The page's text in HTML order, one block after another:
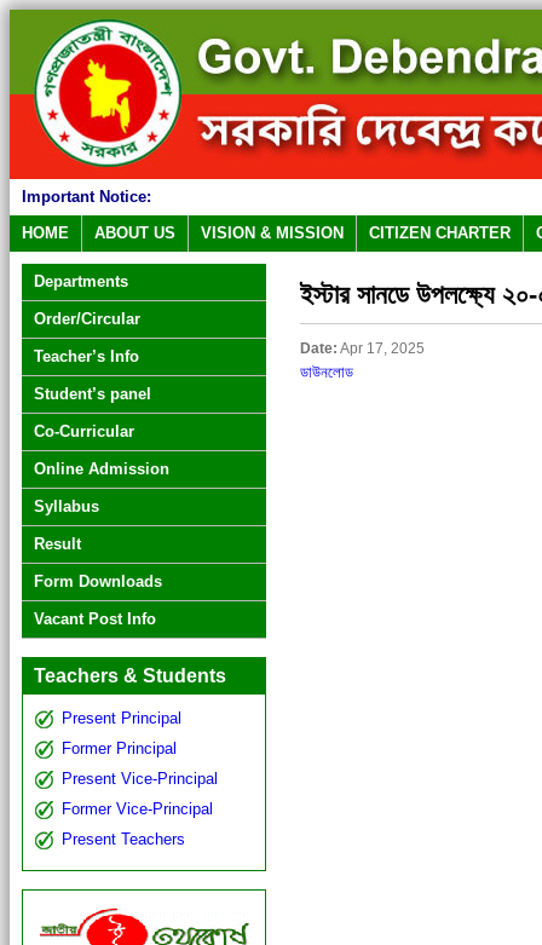
Important Notice:
HOME
ABOUT US VISION & MISSION CITIZEN CHARTER
Departments
Order/Circular
Teacher’s Info
Student’s panel
Co-Curricular
Online Admission
Syllabus
Result
Form Downloads
Vacant Post Info
Teachers & Students
Present Principal
Former Principal
Present Vice-Principal
Former Vice-Principal
Present Teachers
ইস্টার সানডে উপলক্ষ্যে
Date: Apr 17, 2025
ডাউনলোড